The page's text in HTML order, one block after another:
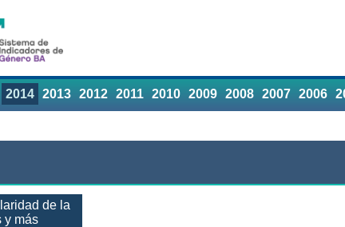
2014 2013 2012 2011 2010 2009 2008 2007 2006
de la
y más